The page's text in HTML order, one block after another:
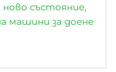
състояние,
машини за доене